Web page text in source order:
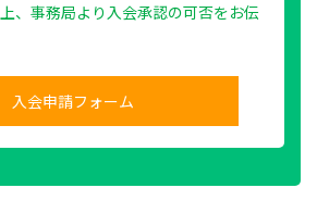
、事務局より入会承認の可否をお伝
入会申請フォーム